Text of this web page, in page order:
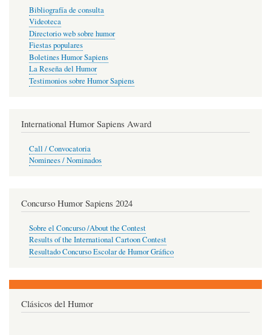
Bibliografía de consulta
Videoteca
Directorio web sobre humor
Fiestas populares
Boletines Humor Sapiens
La Reseña del Humor
Testimonios sobre Humor Sapiens
International Humor Sapiens Award
Call / Convocatoria
Nominees / Nominados
Concurso Humor Sapiens 2024
Sobre el Concurso /About the Contest
Results of the International Cartoon Contest
Resultado Concurso Escolar de Humor Gráfico
Clásicos del Humor